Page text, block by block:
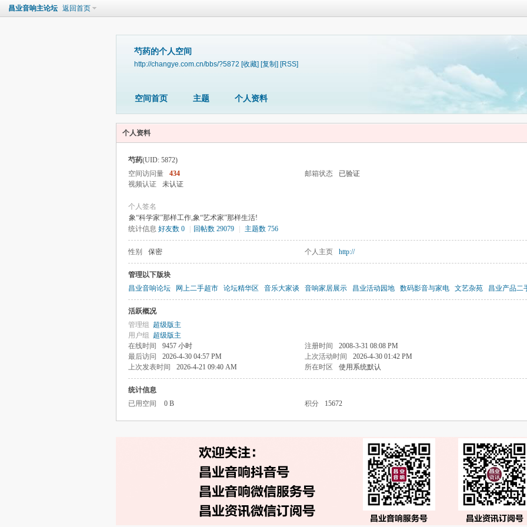
昌业音响主论坛 返回首页
芍药的个人空间
http://changye.com.cn/bbs/?5872 [收藏] [复制] [RSS]
空间首页 主题 个人资料
个人资料
芍药(UID: 5872)
空间访问量
434 邮箱状态
已验证
视频认证
未认证
个人签名
象“科学家”那样工作,象“艺术家”那样生活!
统计信息 好友数 0 回帖数 29079 主题数 756
性别 保密 个人主页 http://
管理以下版块
昌业音响论坛
网上二手超市 论坛精华区 音乐大家谈 音响家居展示 昌业活动园地 数码影音与家电 文艺杂苑 昌业产品二
活跃概况
管理组 超级版主
用户组 超级版主
在线时间
9457 小时 注册时间
2008-3-31 08:08 PM
最后访问
2026-4-30 04:57 PM 上次活动时间
2026-4-30 01:42 PM
上次发表时间
2026-4-21 09:40 AM 所在时区 使用系统默认
统计信息
已用空间
0 B 积分 15672